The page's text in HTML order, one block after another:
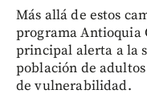
Más allá de estos
programa Antioquia
principal alerta a la
población de
de vulnerabilidad.